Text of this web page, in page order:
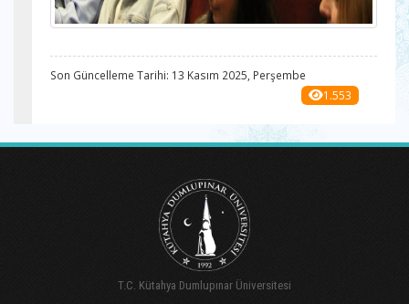
Son Güncelleme Tarihi: 13 Kasım 2025, Perşembe
1.553
T.C. Kütahya Dumlupınar Üniversitesi